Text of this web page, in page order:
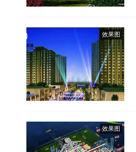
效果图
效果图